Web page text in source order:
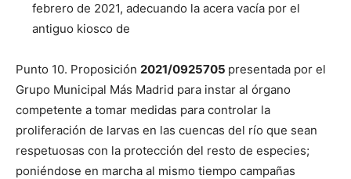
febrero de 2021, adecuando la acera vacía por el
antiguo kiosco de
Punto 10. Proposición 2021/0925705 presentada por el
Grupo Municipal Más Madrid para instar al órgano
competente a tomar medidas para controlar la
proliferación de larvas en las cuencas del río que sean
respetuosas con la protección del resto de especies;
poniéndose en marcha al mismo tiempo campañas